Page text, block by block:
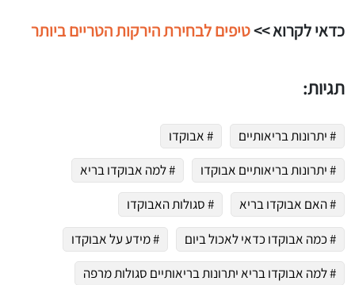
כדאי לקרוא >>טיפים לבחירת הירקות הטריים ביותר
תגיות:
# יתרונות בריאותיים
# אבוקדו
# יתרונות בריאותיים אבוקדו
# למה אבוקדו בריא
# האם אבוקדו בריא
# סגולות האבוקדו
# כמה אבוקדו כדאי לאכול ביום
# מידע על אבוקדו
# למה אבוקדו בריא יתרונות בריאותיים סגולות מרפה